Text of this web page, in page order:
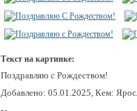
Текст на картинке:
Поздравляю с Рождеством!
Добавлено: 05.01.2025, Кем: